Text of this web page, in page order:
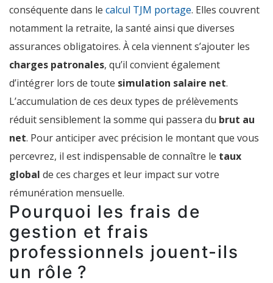
conséquente dans le calcul TJM portage. Elles couvrent
notamment la retraite, la santé ainsi que diverses
assurances obligatoires. À cela viennent s’ajouter les
charges patronales, qu’il convient également
d’intégrer lors de toute simulation salaire net.
L’accumulation de ces deux types de prélèvements
réduit sensiblement la somme qui passera du brut au
net. Pour anticiper avec précision le montant que vous
percevrez, il est indispensable de connaître le taux
global de ces charges et leur impact sur votre
rémunération mensuelle.
Pourquoi les frais de
gestion et frais
professionnels jouent-ils
un rôle ?